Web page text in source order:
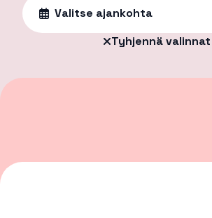
Valitse ajankohta
Tyhjennä valinnat